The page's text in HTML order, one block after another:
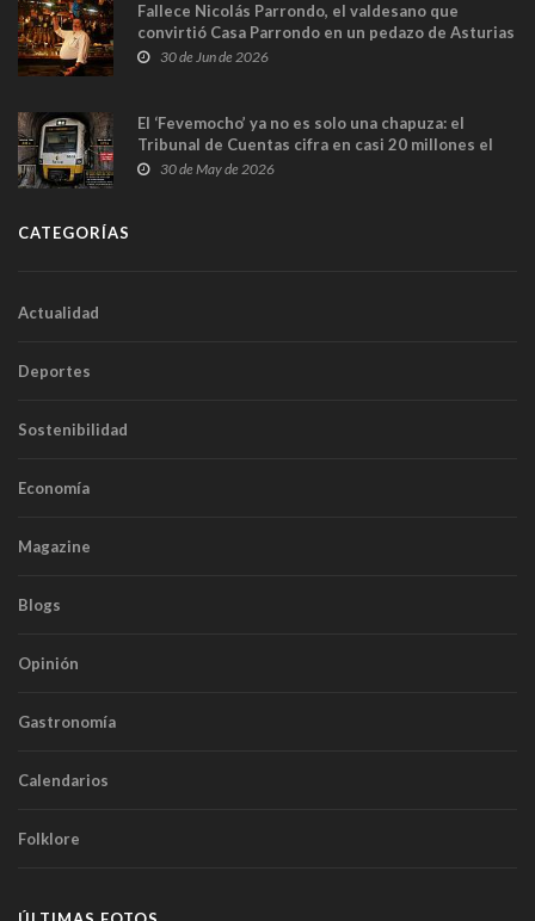
Fallece Nicolás Parrondo, el valdesano que
convirtió Casa Parrondo en un pedazo de Asturias
en Madrid
30 de Jun de 2026
El ‘Fevemocho’ ya no es solo una chapuza: el
Tribunal de Cuentas cifra en casi 20 millones el
sobrecoste de los trenes que no cabían por los
30 de May de 2026
CATEGORÍAS
Actualidad
Deportes
Sostenibilidad
Economía
Magazine
Blogs
Opinión
Gastronomía
Calendarios
Folklore